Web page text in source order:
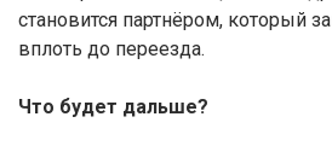
становится партнёром, который
вплоть до переезда.
Что будет дальше?